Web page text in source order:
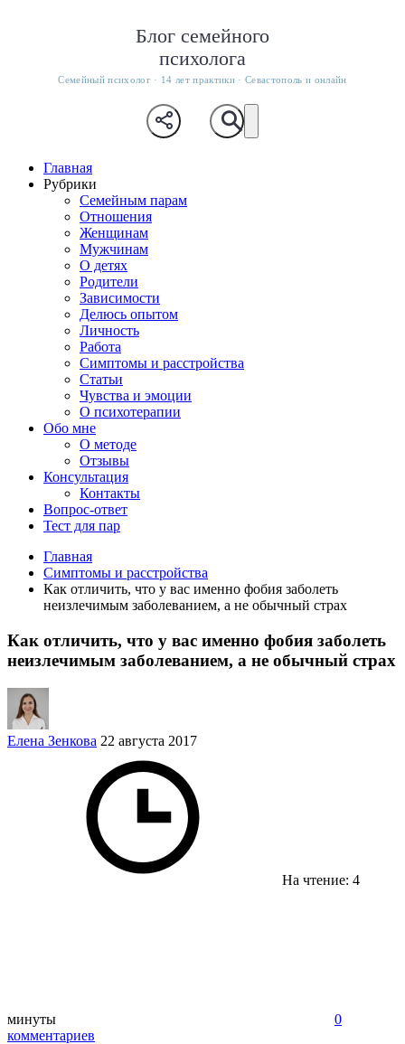
Блог семейного
психолога
Семейный психолог · 14 лет практики · Севастополь и онлайн
Главная
Рубрики
Семейным парам
Отношения
Женщинам
Мужчинам
О детях
Родители
Зависимости
Делюсь опытом
Личность
Работа
Симптомы и расстройства
Статьи
Чувства и эмоции
О психотерапии
Обо мне
О методе
Отзывы
Консультация
Контакты
Вопрос-ответ
Тест для пар
Главная
Симптомы и расстройства
Как отличить, что у вас именно фобия заболеть
неизлечимым заболеванием, а не обычный страх
Как отличить, что у вас именно фобия заболеть
неизлечимым заболеванием, а не обычный страх
Елена Зенкова 22 августа 2017
На чтение: 4
минуты
0
комментариев